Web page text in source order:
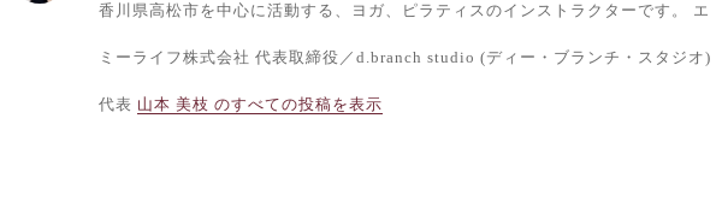
香川県高松市を中心に活動する、ヨガ、ピラティスのインストラクターです。 エ
ミーライフ株式会社 代表取締役／d.branch studio (ディー・ブランチ・スタジオ)
代表 山本 美枝 のすべての投稿を表示